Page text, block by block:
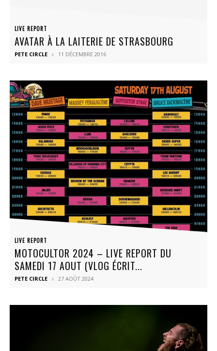
LIVE REPORT
AVATAR À LA LAITERIE DE STRASBOURG
PETE CIRCLE 11 DÉCEMBRE 2016
LIVE REPORT
MOTOCULTOR 2024 – LIVE REPORT DU
SAMEDI 17 AOUT (VLOG ÉCRIT...
PETE CIRCLE 27 AOÛT 2024